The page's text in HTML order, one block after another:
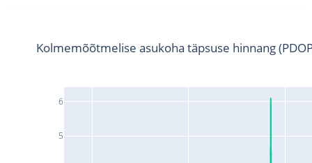
5
6
Kolmemõõtmelise asukoha täpsuse hinnang